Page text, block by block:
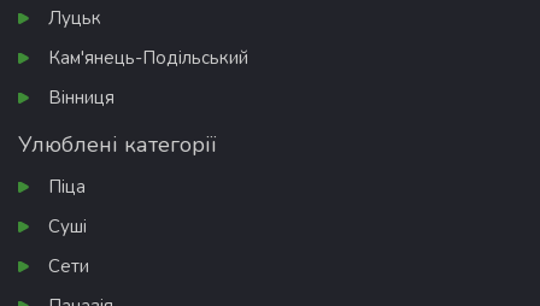
Луцьк
Кам'янець-Подільський
Вінниця
Улюблені категорії
Піца
Суші
Сети